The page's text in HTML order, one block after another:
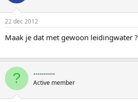
22 dec 2012
Maak je dat met gewoon leidingwater ?
? ...........
Active member